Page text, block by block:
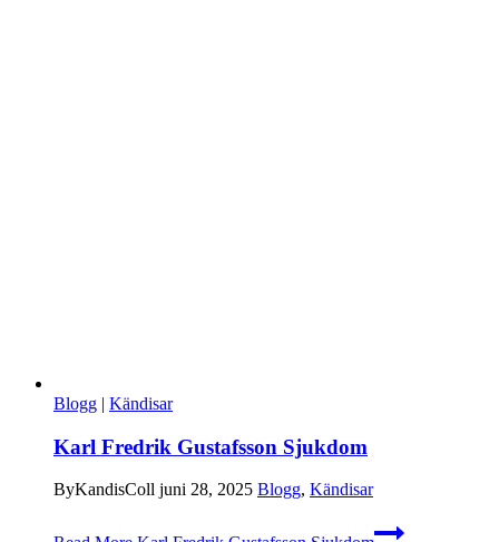
Blogg | Kändisar
Karl Fredrik Gustafsson Sjukdom
ByKandisColl juni 28, 2025 Blogg, Kändisar